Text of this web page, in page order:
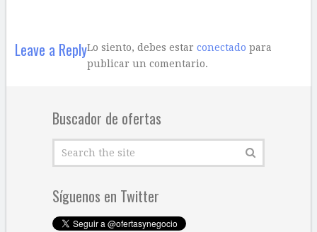
Leave a ReplyLo siento, debes estar conectado para
publicar un comentario.
Buscador de ofertas
Síguenos en Twitter